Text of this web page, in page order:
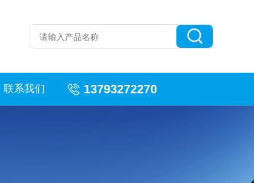
联系我们 13793272270